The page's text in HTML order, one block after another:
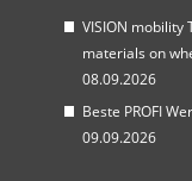
VISION mobility
materials on
08.09.2026
Beste PROFI
09.09.2026